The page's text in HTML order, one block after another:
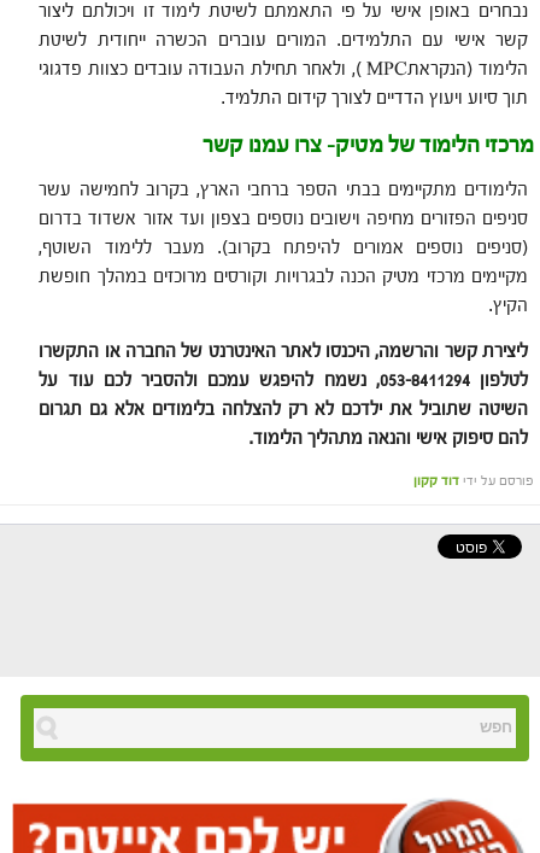
נבחרים באופן אישי על פי התאמתם לשיטת לימוד זו ויכולתם ליצור
קשר אישי עם התלמידים. המורים עוברים הכשרה ייחודית לשיטת
הלימוד (הנקראתMPC ), ולאחר תחילת העבודה עובדים כצוות פדגוגי
תוך סיוע ויעוץ הדדיים לצורך קידום התלמיד.
מרכזי הלימוד של מטיק- צרו עמנו קשר
הלימודים מתקיימים בבתי הספר ברחבי הארץ, בקרוב לחמישה עשר
סניפים הפזורים מחיפה וישובים נוספים בצפון ועד אזור אשדוד בדרום
(סניפים נוספים אמורים להיפתח בקרוב). מעבר ללימוד השוטף,
מקיימים מרכזי מטיק הכנה לבגרויות וקורסים מרוכזים במהלך חופשת
הקיץ.
ליצירת קשר והרשמה, היכנסו לאתר האינטרנט של החברה או התקשרו
לטלפון 053-8411294, נשמח להיפגש עמכם ולהסביר לכם עוד על
השיטה שתוביל את ילדכם לא רק להצלחה בלימודים אלא גם תגרום
להם סיפוק אישי והנאה מתהליך הלימוד.
פורסם על ידי דוד קקון